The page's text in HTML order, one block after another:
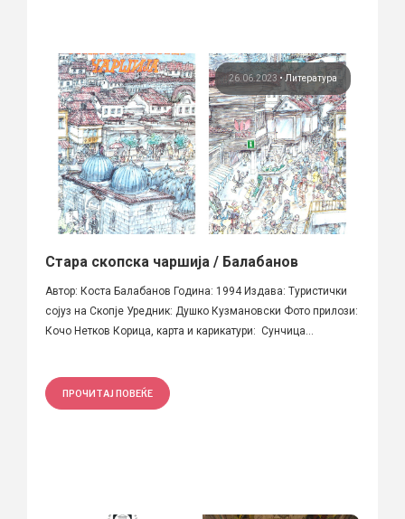
26.06.2023 •Литература
Стара скопска чаршија / Балабанов
Автор: Коста Балабанов Година: 1994 Издава: Туристички
сојуз на Скопје Уредник: Душко Кузмановски Фото прилози:
Кочо Нетков Корица, карта и карикатури: Сунчица...
ПРОЧИТАЈ ПОВЕЌЕ